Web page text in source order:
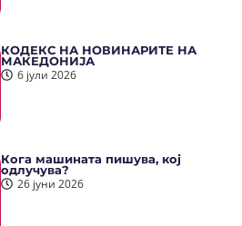
КОДЕКС НА НОВИНАРИТЕ НА
МАКЕДОНИЈА
6 јули 2026
Кога машината пишува, кој
одлучува?
26 јуни 2026